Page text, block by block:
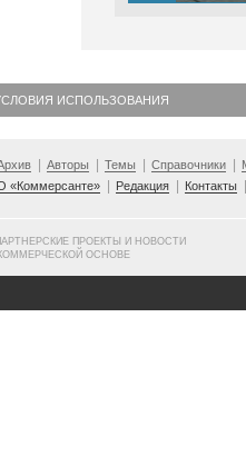
ИСПОЛЬЗОВАНИЯ
Авторы Темы Справочники
«Коммерсанте»
Редакция Контакты
ПРОЕКТЫ И НОВОСТИ
ОСНОВЕ